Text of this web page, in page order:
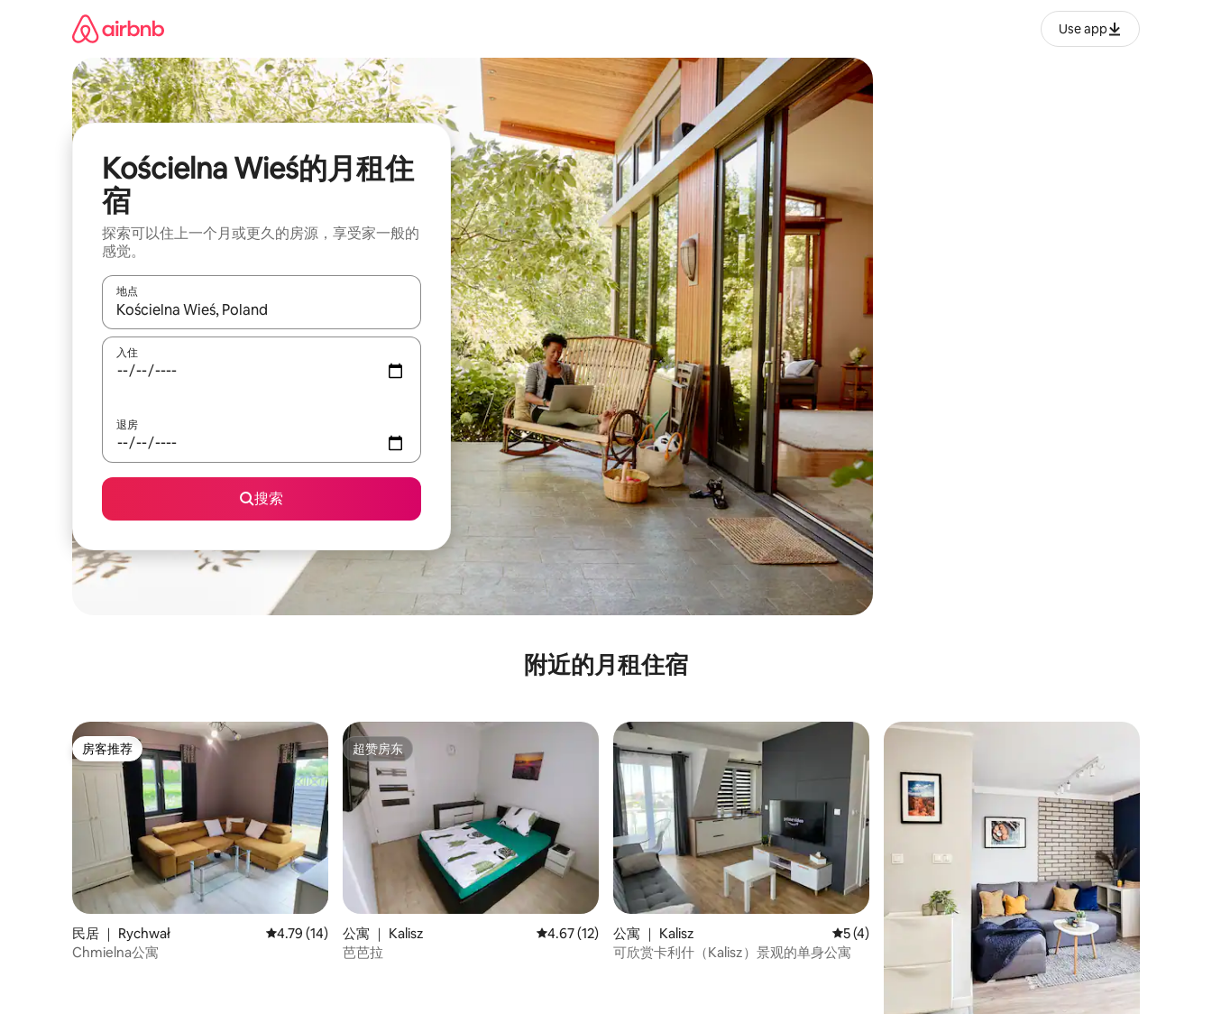
Use app
Kościelna Wieś的月租住
宿
探索可以住上一个月或更久的房源，享受家一般的
感觉。
地点
如有搜索结果，请使用上下方向键查看，或通过点击或滑动手势浏览。
入住
退房
搜索
附近的月租住宿
房客推荐
房客推荐
民居 ｜ Rychwał 平均评分 4.79 分（满分 5 分），共 14 条评价
4.79 (14)
Chmielna公寓
超赞房东
超赞房东
公寓 ｜ Kalisz 平均评分 4.67 分（满分 5 分），共 12 条评价
4.67 (12)
芭芭拉
公寓 ｜ Kalisz 平均评分 5 分（满分 5 分），共 4 条评价
5 (4)
可欣赏卡利什（Kalisz）景观的单身公寓